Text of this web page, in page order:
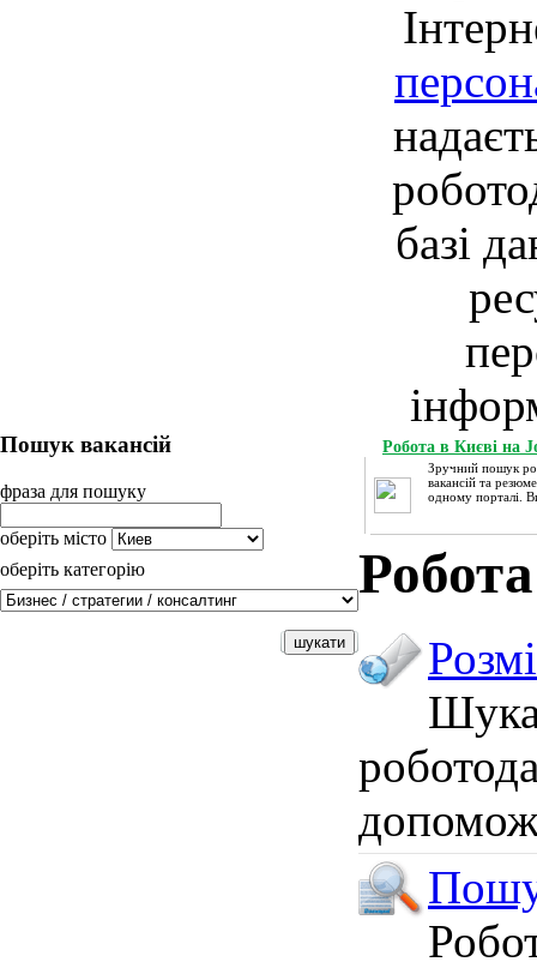
базі
Пошук вакансій
фраза для пошуку
оберіть місто
оберіть категорію
Робота в Києві на
Зручний пошук
вакансій та
одному порталі.